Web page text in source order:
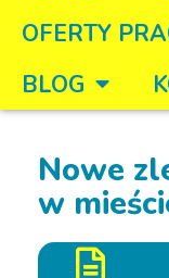
OFERTY
BLOG
Nowe
w